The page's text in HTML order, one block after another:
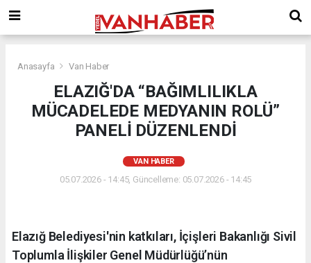
Anasayfa Van Haber
ELAZIĞ'DA “BAĞIMLILIKLA
MÜCADELEDE MEDYANIN ROLÜ”
PANELİ DÜZENLENDİ
VAN HABER
05.07.2026 - 14:45, Güncelleme: 05.07.2026 - 14:45
Elazığ Belediyesi'nin katkıları, İçişleri Bakanlığı Sivil
Toplumla İlişkiler Genel Müdürlüğü’nün